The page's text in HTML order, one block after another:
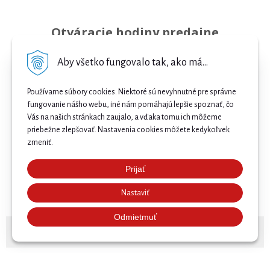
Aby všetko fungovalo tak, ako má...
Používame súbory cookies. Niektoré sú nevyhnutné pre správne
fungovanie nášho webu, iné nám pomáhajú lepšie spoznať, čo
Vás na našich stránkach zaujalo, a vďaka tomu ich môžeme
priebežne zlepšovať. Nastavenia cookies môžete kedykoľvek
zmeniť.
Prijať
Nastaviť
Odmietmuť
Otváracie hodiny predajne
Streda 09-17
Štvrtok 09-17
Sobota 09-12
Nedeľa Zatvorené
© 2026 Bicykle, E-bicykle a Servis Prievidza •NextShop&e-shop Pohoda Connectorby
Najnižšia cena .
Našli ste nižšiu cenu e-biku? Prekonáme ju! 🔥 Pošlite
nám ponuku a získajte ešte lepšiu cenu. 🚴⚡